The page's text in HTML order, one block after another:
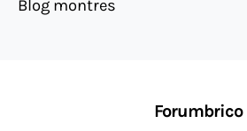
Blog montres
Forumbrico